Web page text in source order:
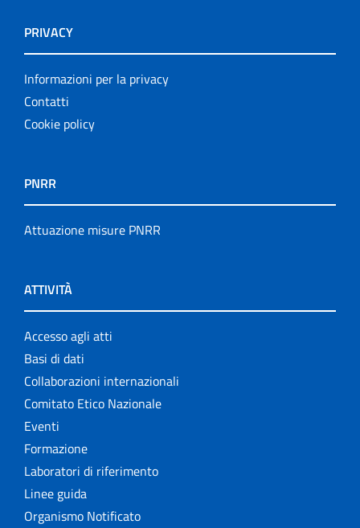
PRIVACY
Informazioni per la privacy
Contatti
Cookie policy
PNRR
Attuazione misure PNRR
ATTIVITÀ
Accesso agli atti
Basi di dati
Collaborazioni internazionali
Comitato Etico Nazionale
Eventi
Formazione
Laboratori di riferimento
Linee guida
Organismo Notificato